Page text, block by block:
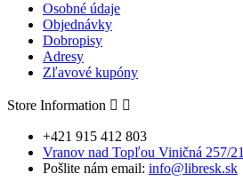
Osobné údaje
Objednávky
Dobropisy
Adresy
Zľavové kupóny
Store Information  
+421 915 412 803
Vranov nad Topľou Viničná 257/21
Pošlite nám email: info@libresk.sk